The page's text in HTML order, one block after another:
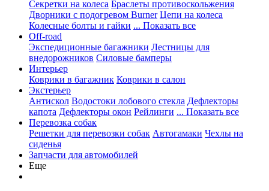
Секретки на колеса Браслеты противоскольжения
Дворники с подогревом Burner Цепи на колеса
Колесные болты и гайки ... Показать все
Off-road
Экспедиционные багажники Лестницы для
внедорожников Силовые бамперы
Интерьер
Коврики в багажник Коврики в салон
Экстерьер
Антискол Водостоки лобового стекла Дефлекторы
капота Дефлекторы окон Рейлинги ... Показать все
Перевозка собак
Решетки для перевозки собак Автогамаки Чехлы на
сиденья
Запчасти для автомобилей
Еще